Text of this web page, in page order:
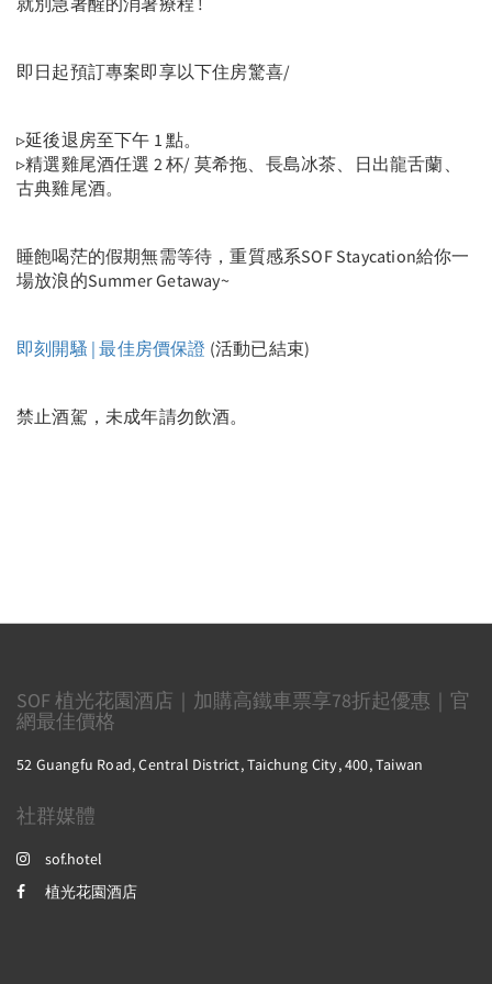
即日起預訂專案即享以下住房驚喜/
▹延後退房至下午 1 點。
▹精選雞尾酒任選 2 杯/ 莫希拖、長島冰茶、日出龍舌蘭、
古典雞尾酒。
睡飽喝茫的假期無需等待，重質感系SOF Staycation給你一
場放浪的Summer Getaway~
即刻開騷 | 最佳房價保證 (活動已結束)
禁止酒駕，未成年請勿飲酒。
SOF 植光花園酒店｜加購高鐵車票享78折起優惠｜官
網最佳價格
52 Guangfu Road, Central District, Taichung City, 400, Taiwan
社群媒體
sof.hotel
植光花園酒店